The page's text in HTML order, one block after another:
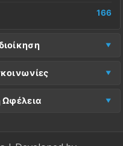
166
Ωφέλεια
27340 22500